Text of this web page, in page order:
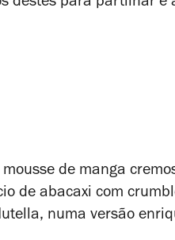
destes para partilhar e
de manga
de abacaxi com
numa versão